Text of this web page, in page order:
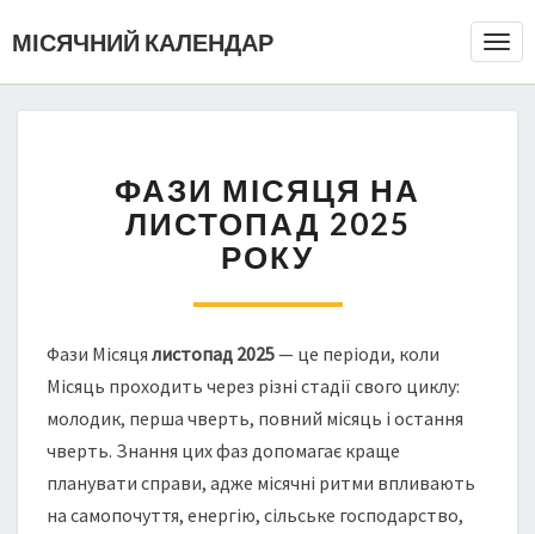
МІСЯЧНИЙ КАЛЕНДАР
ФАЗИ МІСЯЦЯ НА
ЛИСТОПАД 2025
РОКУ
Фази Місяця листопад 2025— це періоди, коли
Місяць проходить через різні стадії свого циклу:
молодик, перша чверть, повний місяць і остання
чверть. Знання цих фаз допомагає краще
планувати справи, адже місячні ритми впливають
на самопочуття, енергію, сільське господарство,